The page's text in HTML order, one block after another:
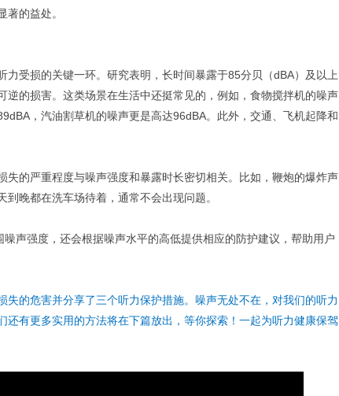
的益处。
力受损的关键一环。研究表明，长时间暴露于85分贝（dBA）及以上
逆的损害。这类场景在生活中还挺常见的，例如，食物搅拌机的噪声
，汽油割草机的噪声更是高达96dBA。此外，交通、飞机起降和
失的严重程度与噪声强度和暴露时长密切相关。比如，鞭炮的爆炸声
晚都在洗车场待着，通常不会出现问题。
声强度，还会根据噪声水平的高低提供相应的防护建议，帮助用户
失的危害并分享了三个听力保护措施。噪声无处不在，对我们的听力
还有更多实用的方法将在下篇放出，等你探索！一起为听力健康保驾